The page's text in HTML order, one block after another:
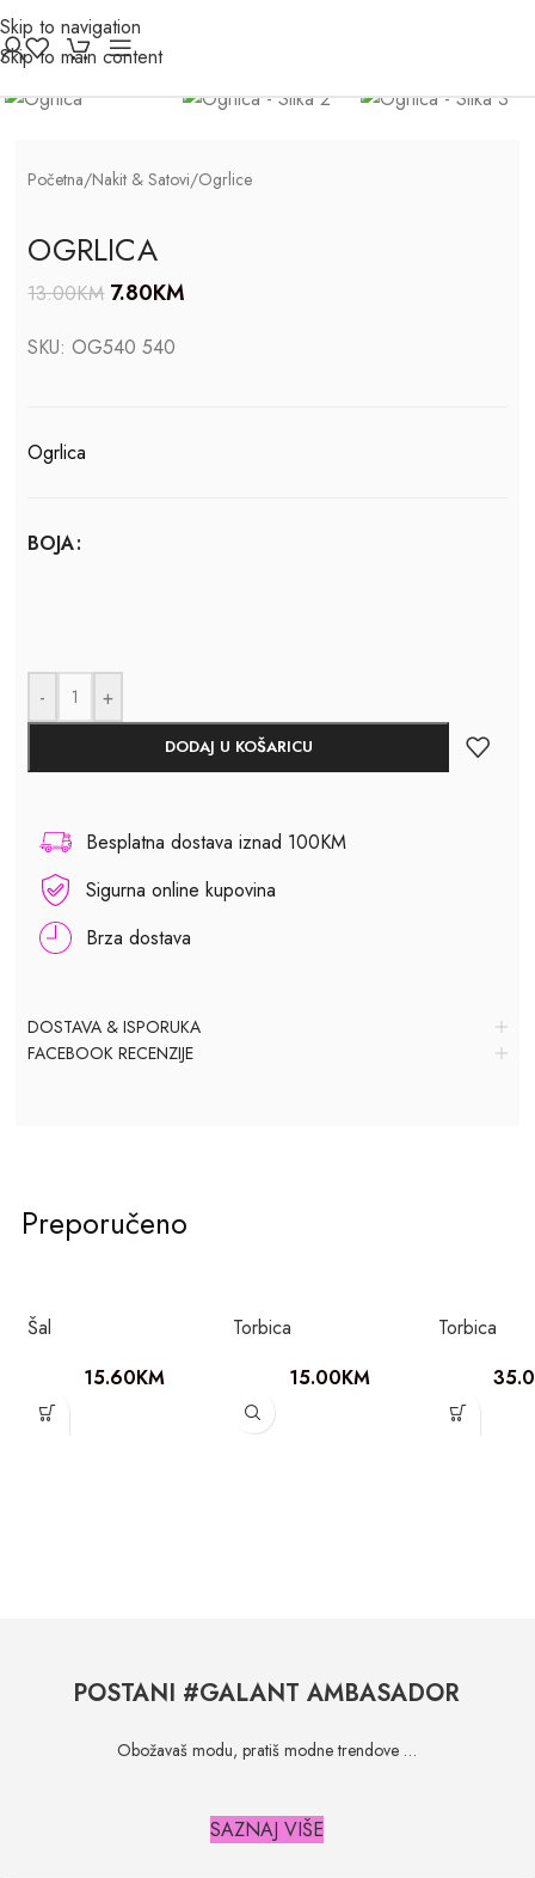
Skip to navigation
Skip to main content
-40%
Click to enlarge
Početna/Nakit & Satovi/Ogrlice
OGRLICA
13.00KM 7.80KM
SKU:OG540 540
Ogrlica
BOJA
- +
DODAJ U KOŠARICU
Besplatna dostava iznad 100KM
Sigurna online kupovina
Brza dostava
DOSTAVA & ISPORUKA
FACEBOOK RECENZIJE
Preporučeno
Šal
15.60KM
Torbica
15.00KM
Torbica
POSTANI #GALANT AMBASADOR
Obožavaš modu, pratiš modne trendove …
SAZNAJ VIŠE